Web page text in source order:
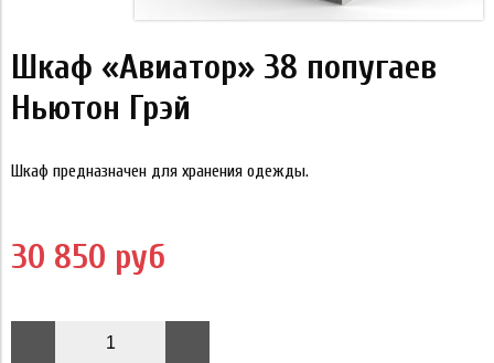
Шкаф «Авиатор» 38 попугаев
Ньютон Грэй
Шкаф предназначен для хранения одежды.
30 850 руб